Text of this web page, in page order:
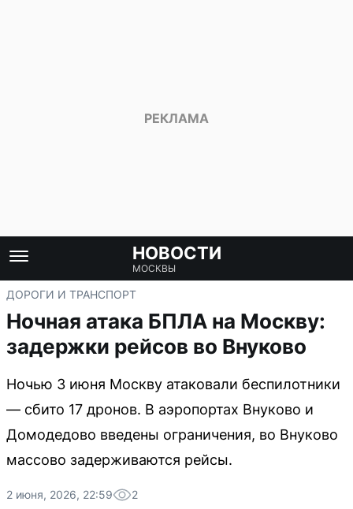
НОВОСТИ
МОСКВЫ
ДОРОГИ И ТРАНСПОРТ
Ночная атака БПЛА на Москву:
задержки рейсов во Внуково
Ночью 3 июня Москву атаковали беспилотники
— сбито 17 дронов. В аэропортах Внуково и
Домодедово введены ограничения, во Внуково
массово задерживаются рейсы.
2 июня, 2026, 22:59 2